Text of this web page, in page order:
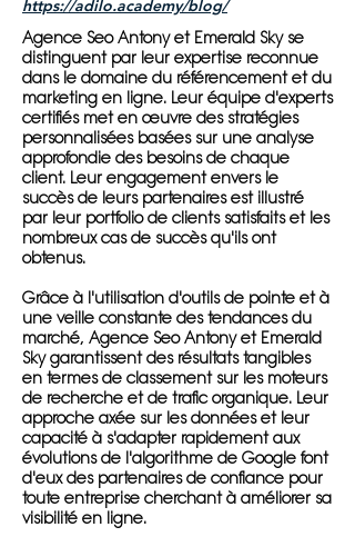
https://adilo.academy/blog/
Agence Seo Antony et Emerald Sky se
distinguent par leur expertise reconnue
dans le domaine du référencement et du
marketing en ligne. Leur équipe d'experts
certifiés met en œuvre des stratégies
personnalisées basées sur une analyse
approfondie des besoins de chaque
client. Leur engagement envers le
succès de leurs partenaires est illustré
par leur portfolio de clients satisfaits et les
nombreux cas de succès qu'ils ont
obtenus.
Grâce à l'utilisation d'outils de pointe et à
une veille constante des tendances du
marché, Agence Seo Antony et Emerald
Sky garantissent des résultats tangibles
en termes de classement sur les moteurs
de recherche et de trafic organique. Leur
approche axée sur les données et leur
capacité à s'adapter rapidement aux
évolutions de l'algorithme de Google font
d'eux des partenaires de confiance pour
toute entreprise cherchant à améliorer sa
visibilité en ligne.